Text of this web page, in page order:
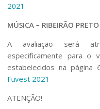
2021
MÚSICA – RIBEIRÃO PRETO
A avaliação será
especificamente para o
estabelecidos na página
Fuvest 2021
ATENÇÃO!